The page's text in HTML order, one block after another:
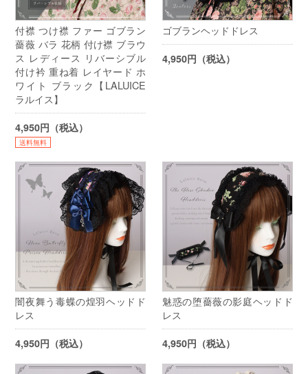
付襟 つけ襟 ファー ゴブラン
薔薇 バラ 花柄 付け襟 ブラウ
ス レディース リバーシブル
付け衿 重ね着 レイヤード ホ
ワイト ブラック【LALUICE
ラルイス】
4,950円（税込）
送料無料
ゴブランヘッドドレス
4,950円（税込）
闇夜舞う毒蝶の煌羽ヘッドド
レス
4,950円（税込）
魅惑の堕薔薇の影庭ヘッドド
レス
4,950円（税込）